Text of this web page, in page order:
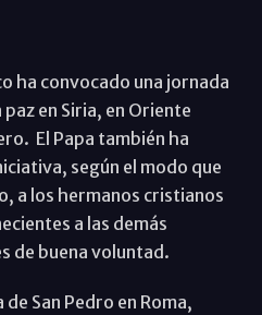
ha convocado una jornada
en Siria, en Oriente
El Papa también ha
según el modo que
a los hermanos cristianos
a las demás
de buena voluntad.
San Pedro en Roma,